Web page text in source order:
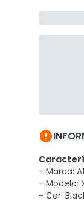

- Marca:
- Modelo:
- Cor: